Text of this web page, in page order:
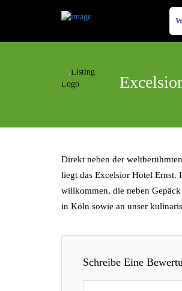
Direkt neben der
liegt das Excelsior Hotel Ernst.
willkommen, die neben
in Köln sowie an unser
Schreibe Eine